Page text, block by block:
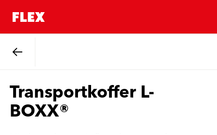
Transportkoffer L-
BOXX®